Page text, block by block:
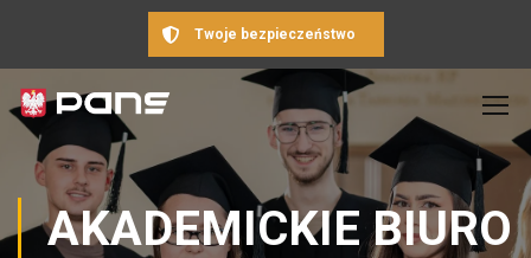
Twoje bezpieczeństwo
AKADEMICKIE BIURO